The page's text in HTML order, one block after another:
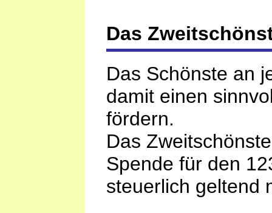
Das
Das Schönste an
damit einen
fördern.
Das
Spende für den
steuerlich geltend